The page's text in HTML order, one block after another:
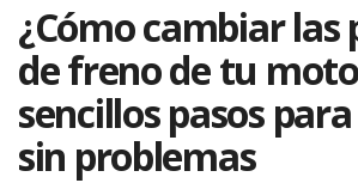
¿Cómo cambiar las
de freno de tu
sencillos pasos
sin problemas